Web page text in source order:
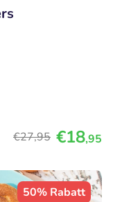
€27,95 €18,95
50% Rabatt